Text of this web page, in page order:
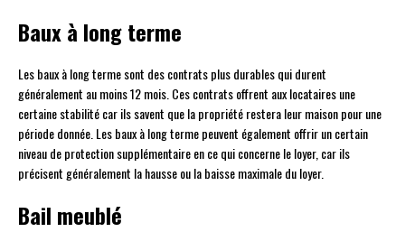
Baux à long terme
Les baux à long terme sont des contrats plus durables qui durent
généralement au moins 12 mois. Ces contrats offrent aux locataires une
certaine stabilité car ils savent que la propriété restera leur maison pour une
période donnée. Les baux à long terme peuvent également offrir un certain
niveau de protection supplémentaire en ce qui concerne le loyer, car ils
précisent généralement la hausse ou la baisse maximale du loyer.
Bail meublé